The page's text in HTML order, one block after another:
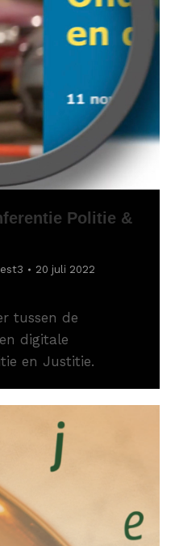
Politie &
20 juli 2022
tussen de
digitale
en Justitie.